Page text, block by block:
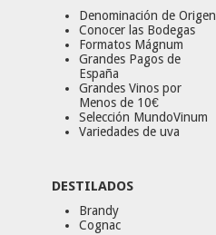
Denominación de Origen
Conocer las Bodegas
Formatos Mágnum
Grandes Pagos de
España
Grandes Vinos por
Menos de 10€
Selección MundoVinum
Variedades de uva
DESTILADOS
Brandy
Cognac